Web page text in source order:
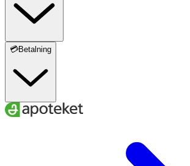
💳Betalning